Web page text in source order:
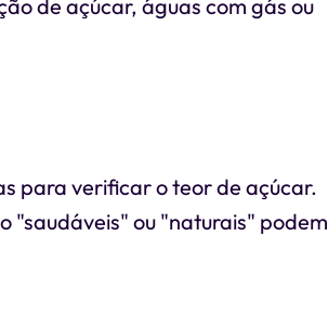
de açúcar, águas com gás ou
para verificar o teor de açúcar.
"saudáveis" ou "naturais" podem